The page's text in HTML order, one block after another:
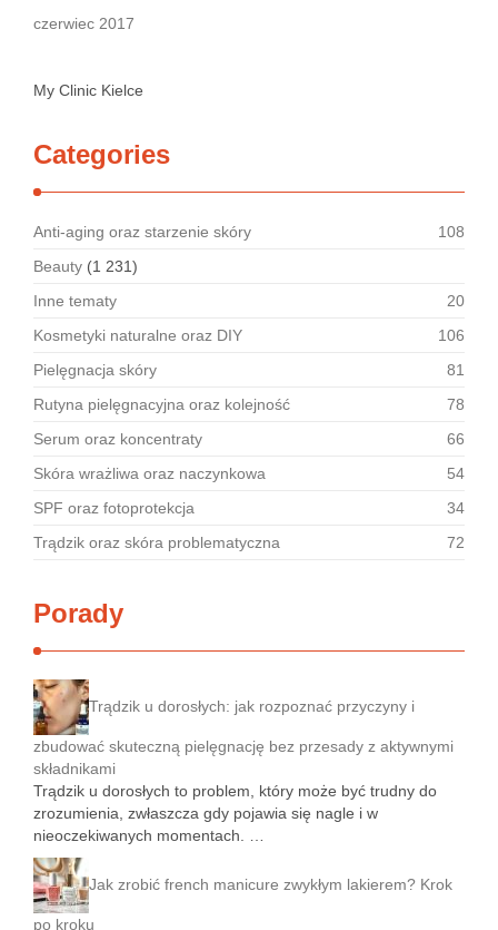
czerwiec 2017
My Clinic Kielce
Categories
Anti-aging oraz starzenie skóry
108
Beauty (1 231)
Inne tematy
20
Kosmetyki naturalne oraz DIY
106
Pielęgnacja skóry
81
Rutyna pielęgnacyjna oraz kolejność
78
Serum oraz koncentraty
66
Skóra wrażliwa oraz naczynkowa
54
SPF oraz fotoprotekcja
34
Trądzik oraz skóra problematyczna
72
Porady
Trądzik u dorosłych: jak rozpoznać przyczyny i
zbudować skuteczną pielęgnację bez przesady z aktywnymi
składnikami
Trądzik u dorosłych to problem, który może być trudny do
zrozumienia, zwłaszcza gdy pojawia się nagle i w
nieoczekiwanych momentach. …
Jak zrobić french manicure zwykłym lakierem? Krok
po kroku